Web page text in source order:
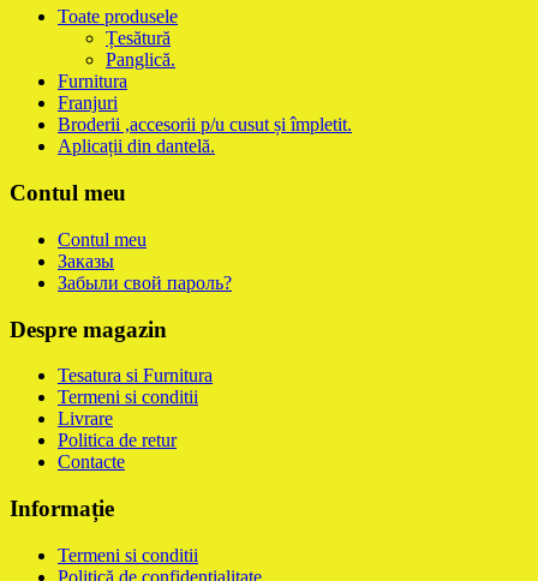
Toate produsele
Țesătură
Panglică.
Furnitura
Franjuri
Broderii ,accesorii p/u cusut și împletit.
Aplicații din dantelă.
Contul meu
Contul meu
Заказы
Забыли свой пароль?
Despre magazin
Tesatura si Furnitura
Termeni si conditii
Livrare
Politica de retur
Contacte
Informație
Termeni si conditii
Politică de confidențialitate